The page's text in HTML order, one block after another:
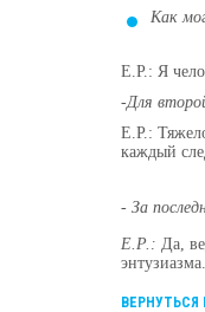
Как
Е.Р.: Я
-Для
Е.Р.:
каждый
- За
Е.Р.: Да,
энтузиазма.